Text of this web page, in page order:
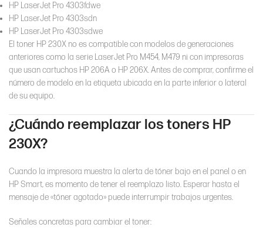
HP LaserJet Pro 4303fdwe
HP LaserJet Pro 4303sdn
HP LaserJet Pro 4303sdwe
El toner HP 230X no es compatible con modelos de generaciones
anteriores como la serie LaserJet Pro M454, M479 ni con impresoras
que usan cartuchos HP 206A o HP 206X. Antes de comprar, confirme el
número de modelo en la etiqueta ubicada en la parte inferior o lateral
de su equipo.
¿Cuándo reemplazar los toners HP
230X?
Cuando la impresora muestra la alerta de tóner bajo en el panel o en
HP Smart, es momento de tener el reemplazo listo. Esperar hasta el
mensaje de «tóner agotado» puede interrumpir trabajos urgentes.
Señales concretas para cambiar el toner: